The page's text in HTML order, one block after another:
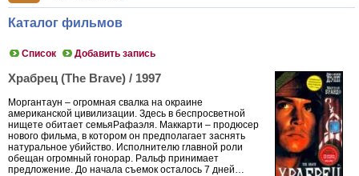
Каталог фильмов
Список Добавить запись
Храбрец (The Brave) / 1997
Моргантаун – огромная свалка на окраине
американской цивилизации. Здесь в беспросветной
нищете обитает семьяРафаэля. Маккарти – продюсер
нового фильма, в котором он предполагает заснять
натуральное убийство. Исполнителю главной роли
обещан огромный гонорар. Ральф принимает
предложение. До начала съемок осталось 7 дней…